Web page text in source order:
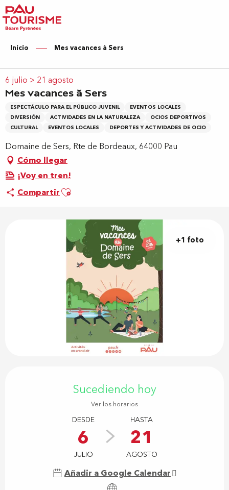
Aller
au
contenu
principal
Inicio Mes vacances à Sers
6 julio > 21 agosto
Mes vacances à Sers
ESPECTÁCULO PARA EL PÚBLICO JUVENIL
EVENTOS LOCALES
DIVERSIÓN
ACTIVIDADES EN LA NATURALEZA
OCIOS DEPORTIVOS
CULTURAL
EVENTOS LOCALES DEPORTES Y ACTIVIDADES DE OCIO
Domaine de Sers, Rte de Bordeaux, 64000 Pau
Cómo llegar
¡Voy en tren!
CompartirAjouter aux favoris
+1 foto
Sucediendo hoy
Ver los horarios
DESDE
6
JULIO
HASTA
21
AGOSTO
Añadir a Google Calendar